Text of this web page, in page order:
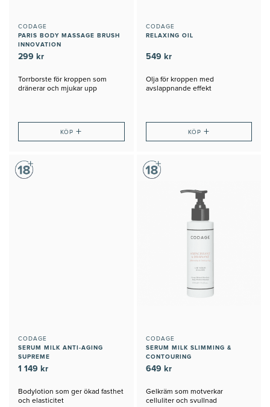
CODAGE
PARIS BODY MASSAGE BRUSH
INNOVATION
299 kr
Torrborste för kroppen som
dränerar och mjukar upp
KÖP+
CODAGE
RELAXING OIL
549 kr
Olja för kroppen med
avslappnande effekt
KÖP +
CODAGE
SERUM MILK ANTI-AGING
SUPREME
1 149 kr
Bodylotion som ger ökad fasthet
och elasticitet
CODAGE
SERUM MILK SLIMMING &
CONTOURING
649 kr
Gelkräm som motverkar
celluliter och svullnad